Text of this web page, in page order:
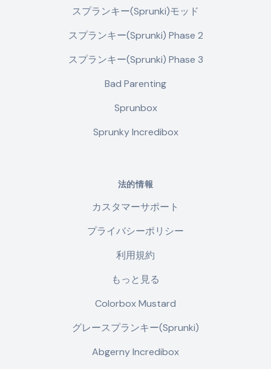
スプランキー(Sprunki)モッド
スプランキー(Sprunki) Phase 2
スプランキー(Sprunki) Phase 3
Bad Parenting
Sprunbox
Sprunky Incredibox
法的情報
カスタマーサポート
プライバシーポリシー
利用規約
もっと見る
Colorbox Mustard
グレースプランキー(Sprunki)
Abgerny Incredibox